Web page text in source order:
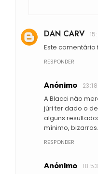
DAN CARV
Este
RESPONDER
Anónimo 23:18
A Blacci não
júri ter dado o
alguns
mínimo, bizarros.
RESPONDER
Anónimo 18:53